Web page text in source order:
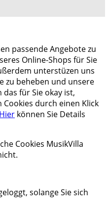
passende Angebote zu
Online-Shops für Sie
unterstüzen uns
zu beheben und unsere
für Sie okay ist,
durch einen Klick
Hier können Sie Details
Cookies MusikVilla
solange Sie sich